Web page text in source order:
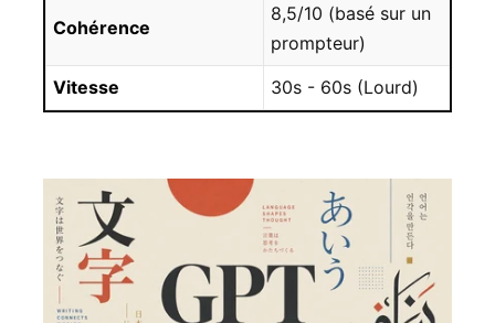
Cohérence
8,5/10 (basé sur un
prompteur)
Vitesse 30s - 60s (Lourd)